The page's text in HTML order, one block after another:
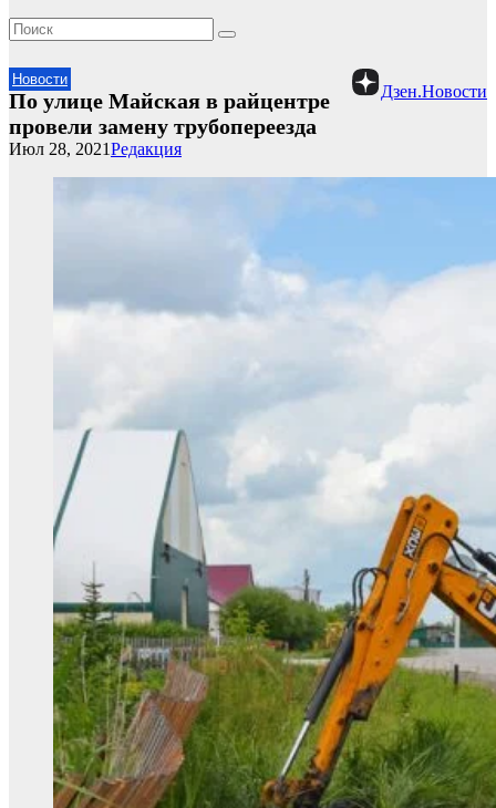
Новости
Дзен.Новости
По улице Майская в райцентре
провели замену трубопереезда
Редакция
Июл 28, 2021